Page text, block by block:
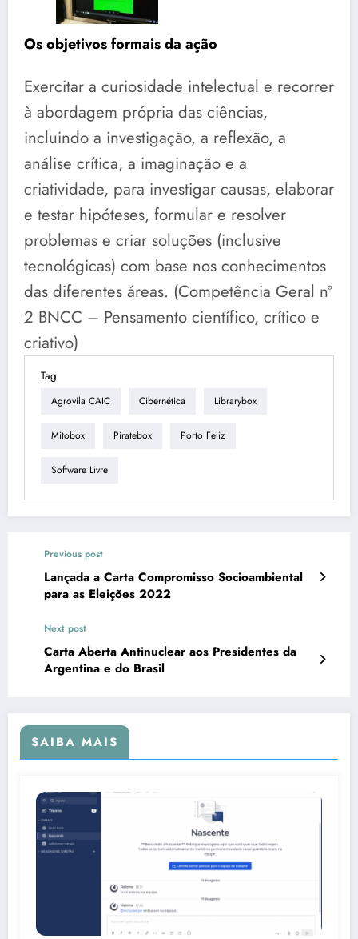
Os objetivos formais da ação
Exercitar a curiosidade intelectual e recorrer
à abordagem própria das ciências,
incluindo a investigação, a reflexão, a
análise crítica, a imaginação e a
criatividade, para investigar causas, elaborar
e testar hipóteses, formular e resolver
problemas e criar soluções (inclusive
tecnológicas) com base nos conhecimentos
das diferentes áreas. (Competência Geral nº
2 BNCC – Pensamento científico, crítico e
criativo)
Tag
Agrovila CAIC Cibernética Librarybox
Mitobox Piratebox Porto Feliz
Software Livre
Previous post
Lançada a Carta Compromisso Socioambiental
para as Eleições 2022
Next post
Carta Aberta Antinuclear aos Presidentes da
Argentina e do Brasil
SAIBA MAIS